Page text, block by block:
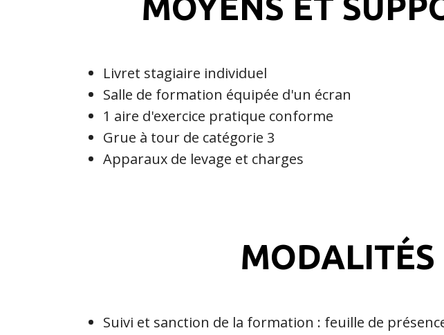
Livret stagiaire individuel
Salle de formation équipée d'un écran
1 aire d'exercice pratique conforme
Grue à tour de catégorie 3
Apparaux de levage et charges
MODALITÉS
Suivi et sanction de la formation : feuille de